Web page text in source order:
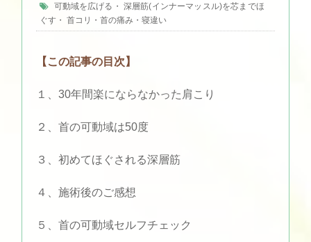
可動域を広げる ・ 深層筋(インナーマッスル)を芯までほ
ぐす ・首コリ・首の痛み・寝違い
【この記事の目次】
１、30年間楽にならなかった肩こり
２、首の可動域は50度
３、初めてほぐされる深層筋
４、施術後のご感想
５、首の可動域セルフチェック